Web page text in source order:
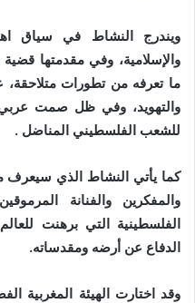
ويندرج النشاط في سياق
والإسلامية، وفي مقدمتها
ما تعرفه من تطورات متلاحقة،
والتهويد، وفي ظل صمت
للشعب الفلسطيني المناضل .
كما يأتي النشاط الذي سيعرف
والمفكرين والفنانة
الفلسطينية التي برهنت
الدفاع عن أرضه ومقدساته.
وقد اختارت الهيئة المغربية